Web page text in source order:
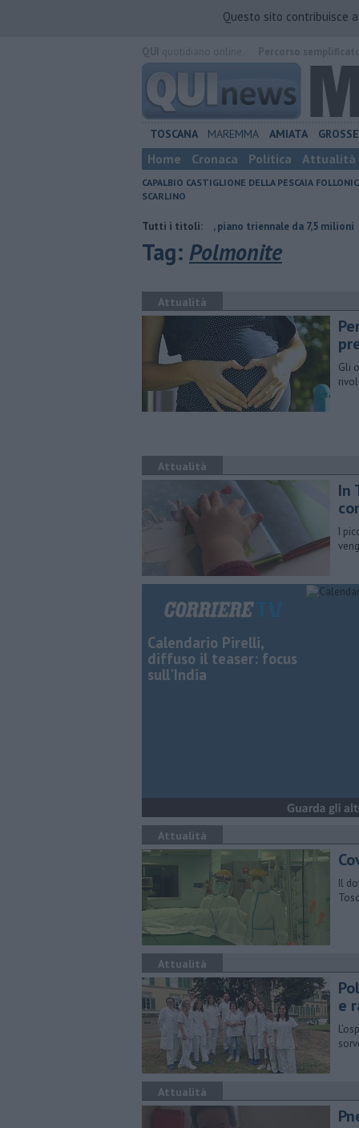
Questo sito contribuisce
TOSCANA MAREMMA AMIATA
Home Cronaca Politica Attualità
CAPALBIO CASTIGLIONE DELLA PESCAIA
SCARLINO
Tutti i titoli:
Porti regionali, piano triennale da 7,5 milioni
Tag: Polmonite
Attualità
Gli
Attualità
In
I
Calendario Pirelli,
diffuso il teaser: focus
sull'India
Attualità
Il
Attualità
e
Attualità